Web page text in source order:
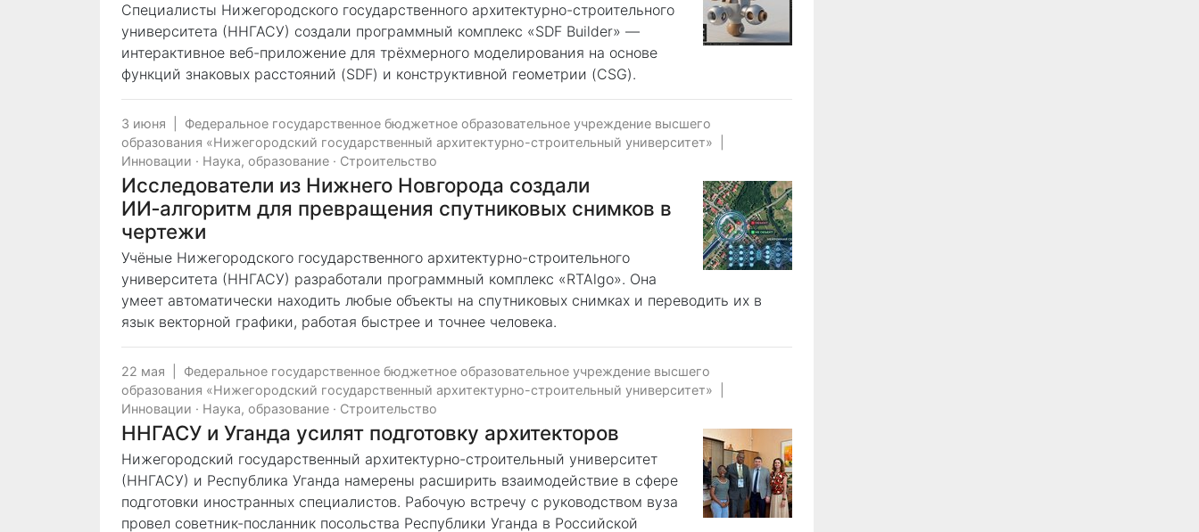
Специалисты Нижегородского государственного архитектурно-строительного
университета (ННГАСУ) создали программный комплекс «SDF Builder» —
интерактивное веб-приложение для трёхмерного моделирования на основе
функций знаковых расстояний (SDF) и конструктивной геометрии (CSG).
3 июня
Федеральное государственное бюджетное образовательное учреждение высшего
образования «Нижегородский государственный архитектурно-строительный университет»
Инновации · Наука, образование · Строительство
Исследователи из Нижнего Новгорода создали
ИИ‑алгоритм для превращения спутниковых снимков в
чертежи
Учёные Нижегородского государственного архитектурно-строительного
университета (ННГАСУ) разработали программный комплекс «RTAlgo». Она
умеет автоматически находить любые объекты на спутниковых снимках и переводить их в
язык векторной графики, работая быстрее и точнее человека.
22 мая
Федеральное государственное бюджетное образовательное учреждение высшего
образования «Нижегородский государственный архитектурно-строительный университет»
Инновации · Наука, образование · Строительство
ННГАСУ и Уганда усилят подготовку архитекторов
Нижегородский государственный архитектурно-строительный университет
(ННГАСУ) и Республика Уганда намерены расширить взаимодействие в сфере
подготовки иностранных специалистов. Рабочую встречу с руководством вуза
провел советник-посланник посольства Республики Уганда в Российской